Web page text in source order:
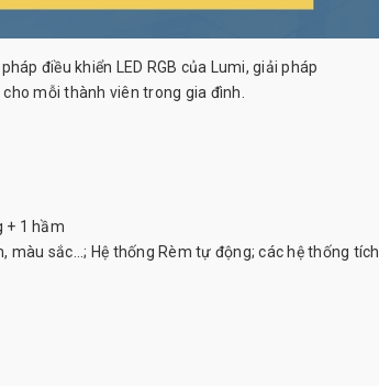
điều khiển LED RGB của Lumi, giải pháp
mỗi thành viên trong gia đình.
+ 1 hầm
màu sắc...; Hệ thống Rèm tự động; các hệ thống tích